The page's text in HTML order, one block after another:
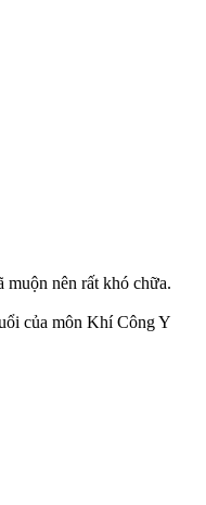
nên rất khó chữa.
của môn Khí Công Y